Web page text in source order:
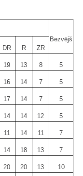
Bezvējš
DR R ZR
19 13 8 5
16 14 7 5
17 14 7 5
14 14 12 5
11 14 11 7
14 18 13 7
20 20 13 10